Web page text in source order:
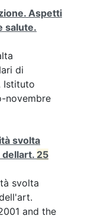
Aspetti
salute.
di
Istituto
novembre
svolta
dellart. 25
svolta
and the